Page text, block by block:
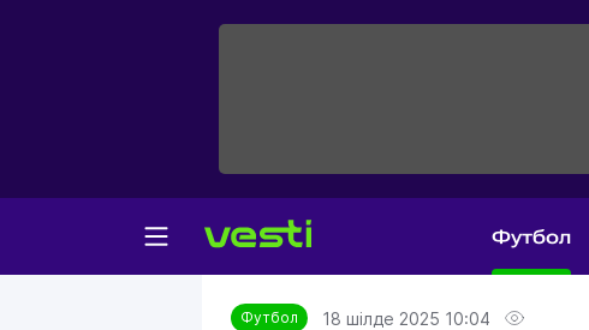
Футбол
Главная
Футбол
Футбол 18 шілде 2025 10:04